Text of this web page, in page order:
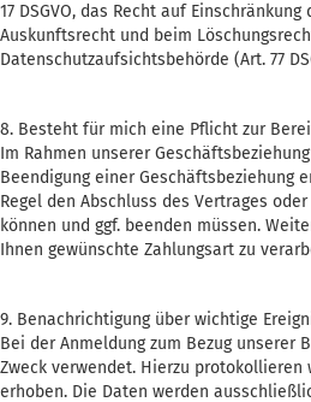
17 DSGVO, das Recht auf
Auskunftsrecht und beim
Datenschutzaufsichtsbehörde (Art. 77
8. Besteht für mich eine Pflicht zur
Im Rahmen unserer
Beendigung einer Geschäftsbeziehung
Regel den Abschluss des Vertrages
können und ggf. beenden müssen.
Ihnen gewünschte Zahlungsart zu
9. Benachrichtigung über wichtige
Bei der Anmeldung zum Bezug
Zweck verwendet. Hierzu
erhoben. Die Daten werden